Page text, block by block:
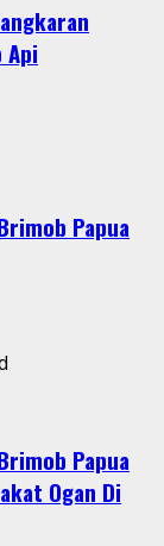
Api
Papua
Papua
Ogan Di